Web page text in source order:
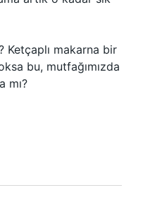
Ketçaplı makarna bir
bu, mutfağımızda
mı?